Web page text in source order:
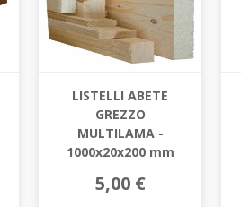
LISTELLI ABETE
GREZZO
MULTILAMA -
1000x20x200 mm
5,00 €